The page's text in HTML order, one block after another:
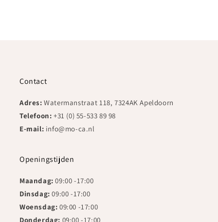
Contact
Adres:Watermanstraat 118, 7324AK Apeldoorn
Telefoon: +31 (0) 55-533 89 98
E-mail: info@mo-ca.nl
Openingstijden
Maandag: 09:00 -17:00
Dinsdag:09:00 -17:00
Woensdag: 09:00 -17:00
Donderdag: 09:00 -17:00